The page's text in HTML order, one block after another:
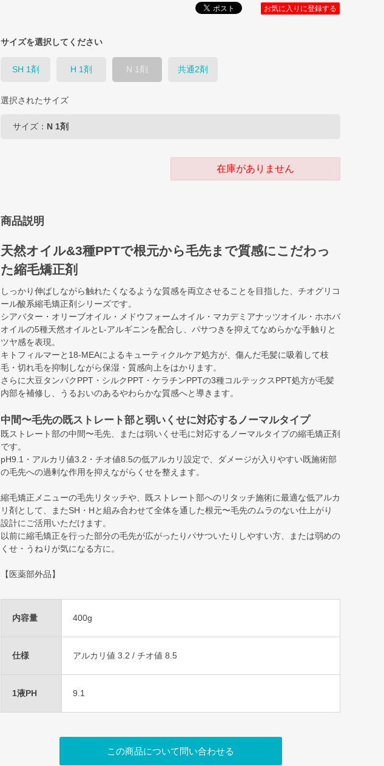
お気に入りに登録する
サイズを選択してください
SH 1剤 H 1剤 N 1剤 共通2剤
選択されたサイズ
サイズ： N 1剤
在庫がありません
商品説明
天然オイル&3種PPTで根元から毛先まで質感にこだわっ
た縮毛矯正剤
しっかり伸ばしながら触れたくなるような質感を両立させることを目指した、チオグリコ
ール酸系縮毛矯正剤シリーズです。
シアバター・オリーブオイル・メドウフォームオイル・マカデミアナッツオイル・ホホバ
オイルの5種天然オイルとL-アルギニンを配合し、パサつきを抑えてなめらかな手触りと
ツヤ感を表現。
キトフィルマーと18-MEAによるキューティクルケア処方が、傷んだ毛髪に吸着して枝
毛・切れ毛を抑制しながら保湿・質感向上をはかります。
さらに大豆タンパクPPT・シルクPPT・ケラチンPPTの3種コルテックスPPT処方が毛髪
内部を補修し、うるおいのあるやわらかな質感へと導きます。
中間〜毛先の既ストレート部と弱いくせに対応するノーマルタイプ
既ストレート部の中間〜毛先、または弱いくせ毛に対応するノーマルタイプの縮毛矯正剤
です。
pH9.1・アルカリ値3.2・チオ値8.5の低アルカリ設定で、ダメージが入りやすい既施術部
の毛先への過剰な作用を抑えながらくせを整えます。
縮毛矯正メニューの毛先リタッチや、既ストレート部へのリタッチ施術に最適な低アルカ
リ剤として、またSH・Hと組み合わせて全体を通した根元〜毛先のムラのない仕上がり
設計にご活用いただけます。
以前に縮毛矯正を行った部分の毛先が広がったりパサついたりしやすい方、または弱めの
くせ・うねりが気になる方に。
【医薬部外品】
内容量 400g
仕様 アルカリ値 3.2 / チオ値 8.5
1液PH 9.1
この商品について問い合わせる